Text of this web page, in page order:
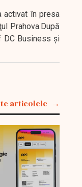
activat în presa
Prahova.După
DC Business şi
articolele